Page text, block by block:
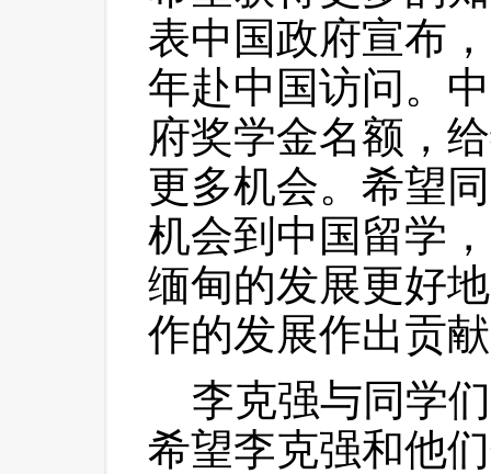
表中国政府宣布
年赴中国访问。
府奖学金名额，
更多机会。希望
机会到中国留学
缅甸的发展更好
作的发展作出贡
李克强与同学
希望李克强和他